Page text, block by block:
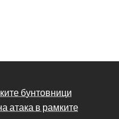
бунтовници
атака в рамките